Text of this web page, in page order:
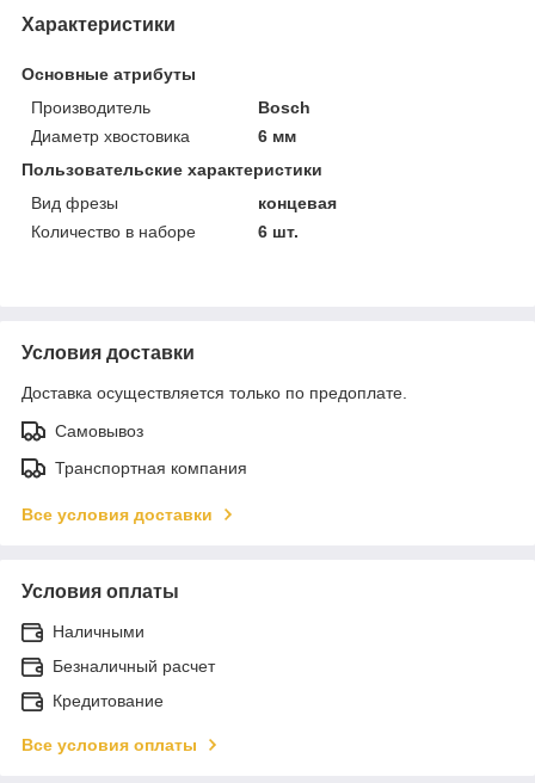
Характеристики
Основные атрибуты
Производитель
Bosch
Диаметр хвостовика
6 мм
Пользовательские характеристики
Вид фрезы
концевая
Количество в наборе
6 шт.
Условия доставки
Доставка осуществляется только по предоплате.
Самовывоз
Транспортная компания
Все условия доставки
Условия оплаты
Наличными
Безналичный расчет
Кредитование
Все условия оплаты